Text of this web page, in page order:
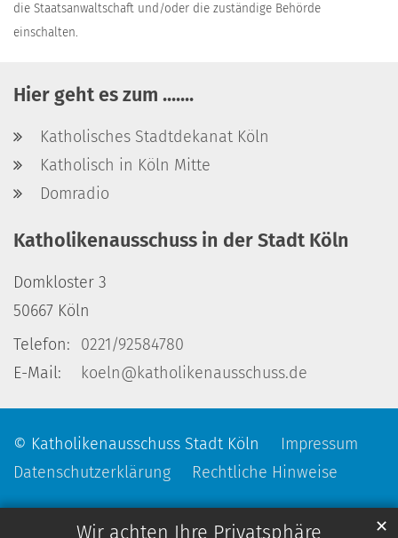
Wir achten Ihre Privatsphäre ✕
die Staatsanwaltschaft und/oder die zuständige Behörde
einschalten.
Hier geht es zum .......
Katholisches Stadtdekanat Köln
Katholisch in Köln Mitte
Domradio
Katholikenausschuss in der Stadt Köln
Domkloster 3
50667 Köln
Telefon:
0221/92584780
E-Mail:
koeln@katholikenausschuss.de
© Katholikenausschuss Stadt Köln
Impressum
Datenschutzerklärung
Rechtliche Hinweise